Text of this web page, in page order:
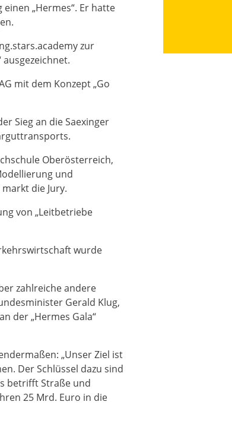
„Hermes“. Er hatte
zur
mit dem Konzept „Go
Sieg an die Saexinger
Oberösterreich,
und
die Jury.
von „Leitbetriebe
wurde
zahlreiche andere
Gerald Klug,
der „Hermes Gala“
„Unser Ziel ist
Der Schlüssel dazu sind
betrifft Straße und
25 Mrd. Euro in die